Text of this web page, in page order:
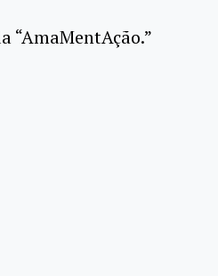
“AmaMentAção.”